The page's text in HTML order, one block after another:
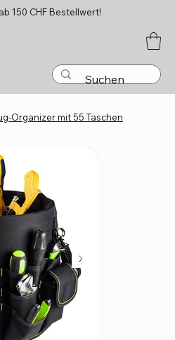
150 CHF Bestellwert!
Organizer mit 55 Taschen